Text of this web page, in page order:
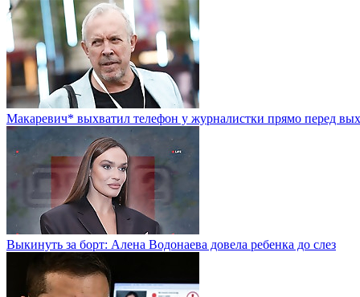
Макаревич* выхватил телефон у журналистки прямо перед
Выкинуть за борт: Алена Водонаева довела ребенка до слез